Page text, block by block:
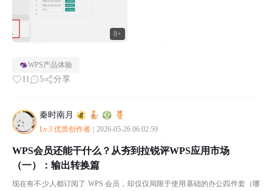
8+
WPS产品体验
11 5 分享
秦时南月
Lv.3 优质创作者 2026-05-26 06:02:59
WPS会员还能干什么？从夯到拉锐评WPS应用市场
（一）：输出转换篇
现在有不少人都订阅了 WPS 会员，却仅仅局限于使用基础的办公四件套（哪